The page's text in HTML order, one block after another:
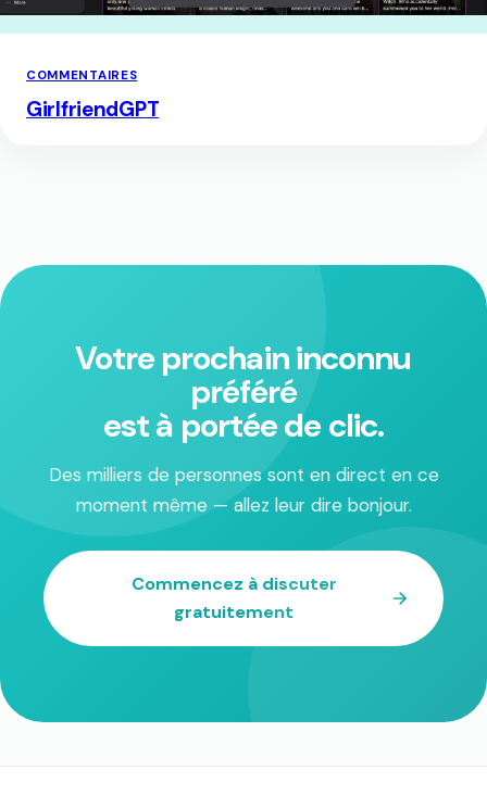
COMMENTAIRES
GirlfriendGPT
Votre prochain inconnu
préféré
est à portée de clic.
Des milliers de personnes sont en direct en ce
moment même — allez leur dire bonjour.
Commencez à discuter
gratuitement